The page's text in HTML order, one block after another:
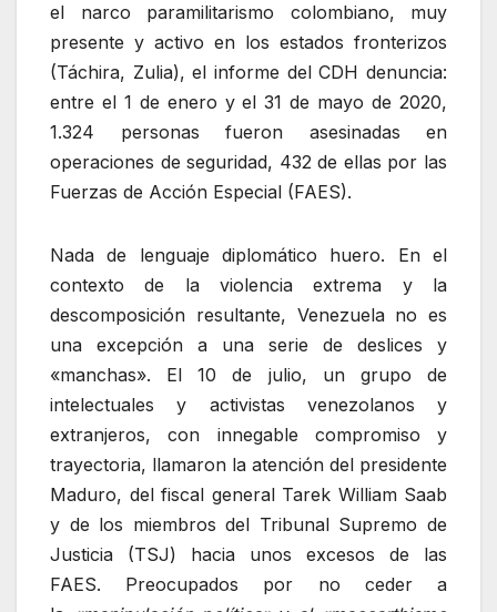
el narco paramilitarismo colombiano, muy
presente y activo en los estados fronterizos
(Táchira, Zulia), el informe del CDH denuncia:
entre el 1 de enero y el 31 de mayo de 2020,
1.324 personas fueron asesinadas en
operaciones de seguridad, 432 de ellas por las
Fuerzas de Acción Especial (FAES).
Nada de lenguaje diplomático huero. En el
contexto de la violencia extrema y la
descomposición resultante, Venezuela no es
una excepción a una serie de deslices y
«manchas». El 10 de julio, un grupo de
intelectuales y activistas venezolanos y
extranjeros, con innegable compromiso y
trayectoria, llamaron la atención del presidente
Maduro, del fiscal general Tarek William Saab
y de los miembros del Tribunal Supremo de
Justicia (TSJ) hacia unos excesos de las
FAES. Preocupados por no ceder a